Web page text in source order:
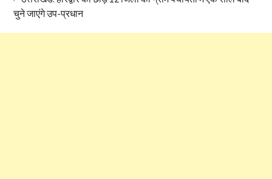
चुने जाएंगे उप-प्रधान